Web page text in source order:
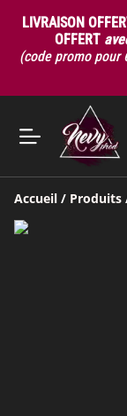
LIVRAISON
OFFERT
(code promo pour
Accueil / Produits